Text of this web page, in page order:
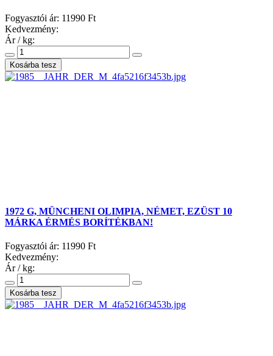
Fogyasztói ár: 11990 Ft
Kedvezmény:
Ár / kg:
1972 G, MÜNCHENI OLIMPIA, NÉMET, EZÜST 10
MÁRKA ÉRMÉS BORÍTÉKBAN!
Fogyasztói ár: 11990 Ft
Kedvezmény:
Ár / kg: